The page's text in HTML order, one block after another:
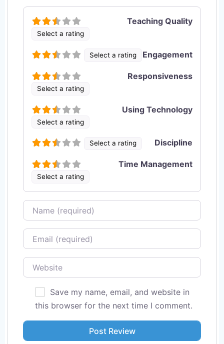
Select a rating
Teaching Quality
Select a rating Engagement
Select a rating
Responsiveness
Select a rating
Using Technology
Select a rating Discipline
Select a rating
Time Management
Name
Email
Website
Save my name, email, and website in
this browser for the next time I comment.